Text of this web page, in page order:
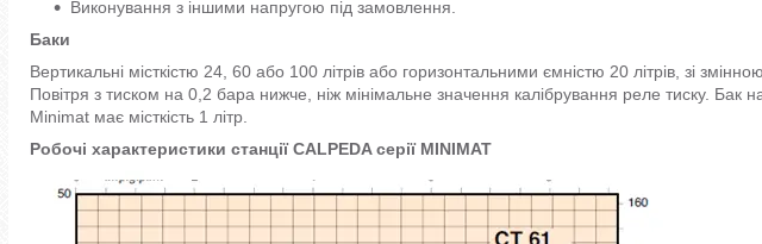
Виконування з іншими напругою під замовлення.
Баки
Вертикальні місткістю 24, 60 або 100 літрів або горизонтальними ємністю 20 літрів, зі
Повітря з тиском на 0,2 бара нижче, ніж мінімальне значення калібрування реле тиску. Бак
Minimat має місткість 1 літр.
Робочі характеристики станції CALPEDA серії MINIMAT